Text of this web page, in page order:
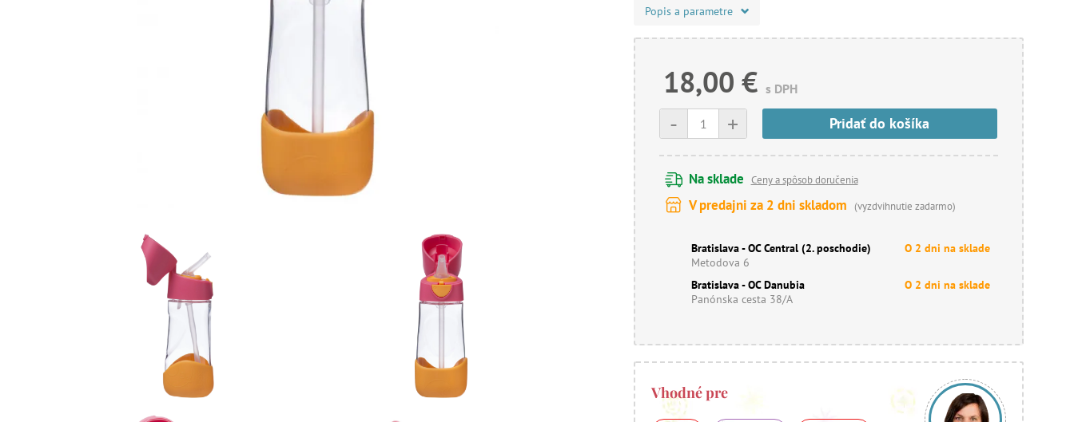
Popis a parametre
18,00 € s DPH
+
- Pridať do košíka
Na sklade Ceny a spôsob doručenia
V predajni za 2 dni skladom (vyzdvihnutie zadarmo)
Bratislava - OC Central (2. poschodie)
Metodova 6
O 2 dni na sklade
Bratislava - OC Danubia
Panónska cesta 38/A
O 2 dni na sklade
Vhodné pre